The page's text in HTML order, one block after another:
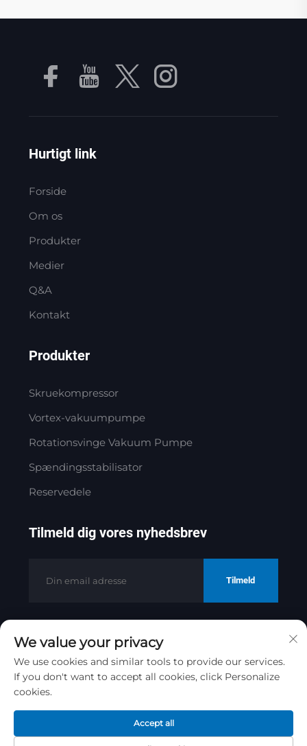
Hurtigt link
Forside
Om os
Produkter
Medier
Q&A
Kontakt
Produkter
Skruekompressor
Vortex-vakuumpumpe
Rotationsvinge Vakuum Pumpe
Spændingsstabilisator
Reservedele
Tilmeld dig vores nyhedsbrev
Tilmeld
Copyright © 2025 af Jinan Golden
Bridge Precision Machinery Co.ltd
Privatlivspolitik
Rul til toppen
We value your privacy
We use cookies and similar tools to provide our services.
If you don't want to accept all cookies, click Personalize
cookies.
Accept all